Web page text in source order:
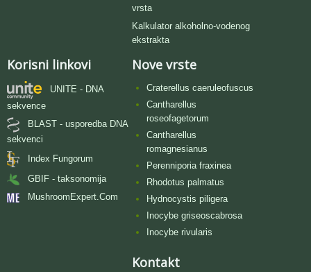
vrsta
Kalkulator alkoholno-vodenog
ekstrakta
Korisni linkovi
UNITE - DNA
sekvence
BLAST - usporedba DNA
sekvenci
Index Fungorum
GBIF - taksonomija
MushroomExpert.Com
Nove vrste
Craterellus caeruleofuscus
Cantharellus
roseofagetorum
Cantharellus
romagnesianus
Perenniporia fraxinea
Rhodotus palmatus
Hydnocystis piligera
Inocybe griseoscabrosa
Inocybe rivularis
Kontakt